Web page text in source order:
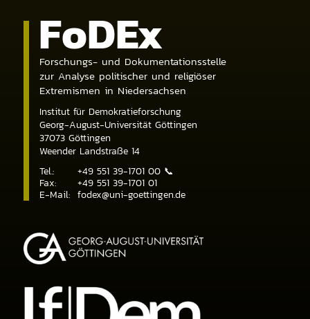
FoDEx
Forschungs- und Dokumentationsstelle
zur Analyse politischer und religiöser
Extremismen in Niedersachsen
Institut für Demokratieforschung
Georg-August-Universität Göttingen
37073 Göttingen
Weender Landstraße 14
Tel.:
+49 551 39-1701 00 📞
Fax:
+49 551 39-1701 01
E-Mail: fodex@uni-goettingen.de